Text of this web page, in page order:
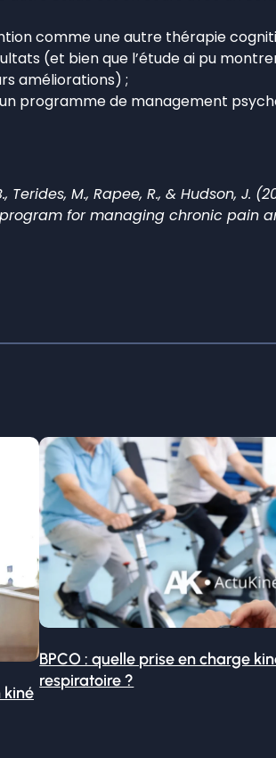
comme une autre thérapie
(et bien que l’étude ai pu
améliorations) ;
programme de management
Terides, M., Rapee, R., &
for managing chronic pain
kiné
BPCO : quelle prise en charge
respiratoire ?